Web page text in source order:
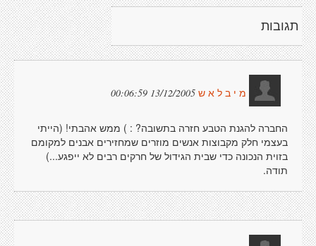
תגובות
מ י ב ל א ש 13/12/2005 00:06:59
החברה להגנת הטבע חזרה בתשובה? : ) ממש אהבתי! (הייתי
בעצמי חלק מקבוצות אנשים מוזרים שמחזירים אבנים למקומם
בזוית הנכונה כדי שבית הגידול של חרקים רבים לא ייפגע...)
תודה.